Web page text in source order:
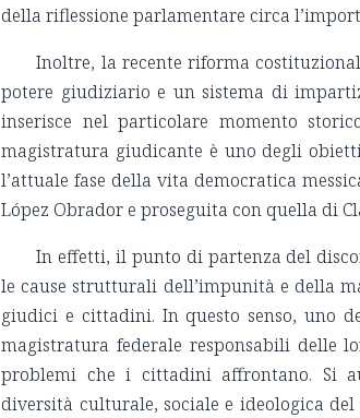
della riflessione parlamentare circa
Inoltre, la recente riforma
potere giudiziario e un sistema di
inserisce nel particolare momento
magistratura giudicante è uno degli
l’attuale fase della vita democratica
López Obrador e proseguita con quella di
In effetti, il punto di partenza del
le cause strutturali dell’impunità e della
giudici e cittadini. In questo senso, uno
magistratura federale responsabili delle
problemi che i cittadini affrontano. Si
diversità culturale, sociale e ideologica